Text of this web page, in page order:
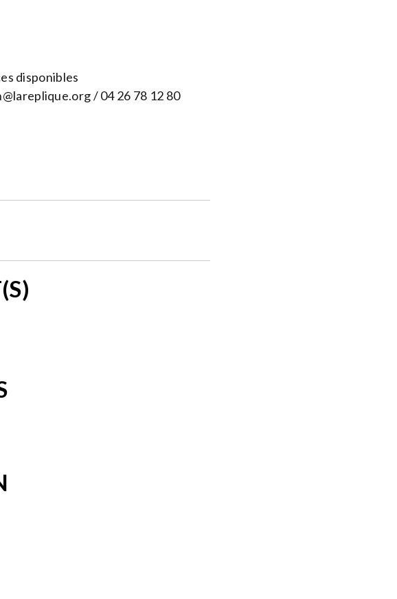
disponibles
/ 04 26 78 12 80